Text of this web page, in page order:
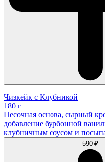
Чизкейк с Клубникой
180 г
Песочная основа, сырный
добавление бурбонной
клубничным соусом и
590 ₽